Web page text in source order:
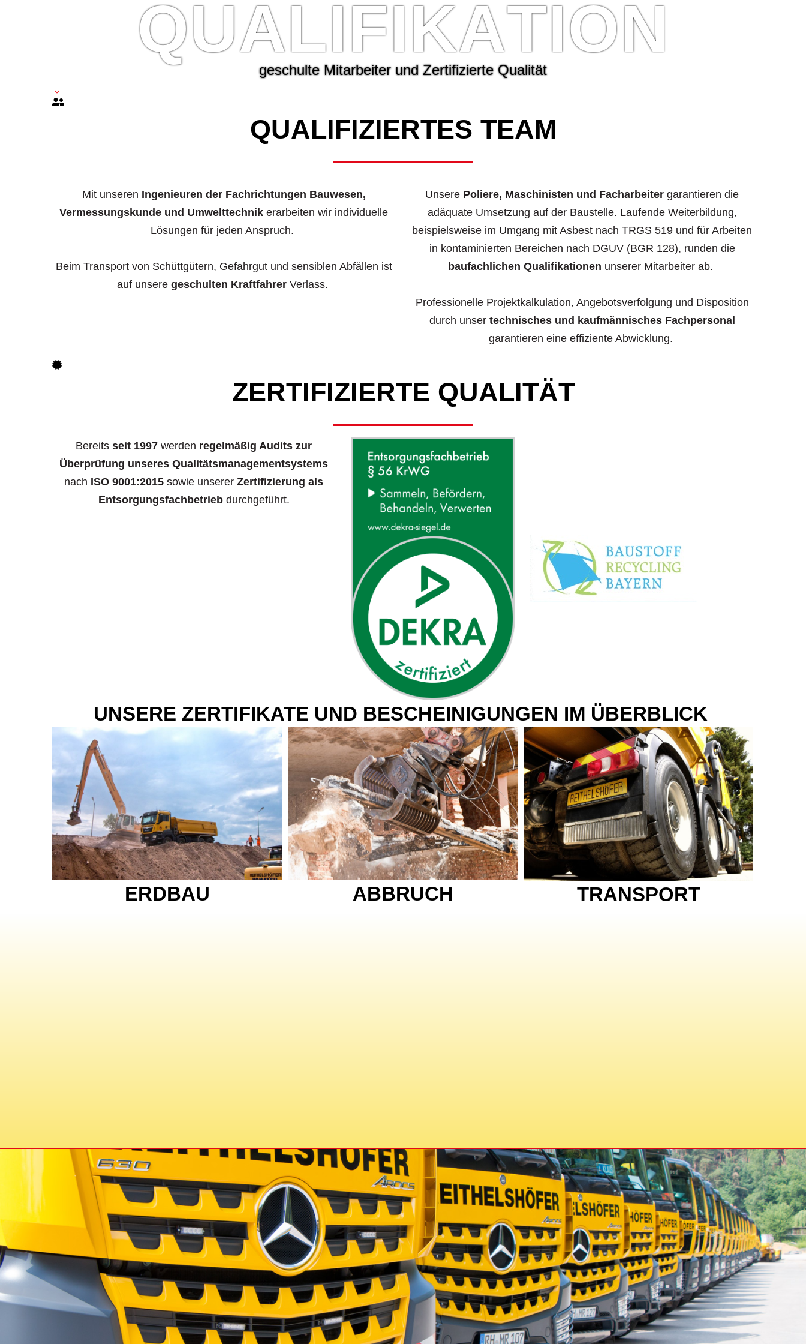
QUALIFIKATION
geschulte Mitarbeiter und Zertifizierte Qualität
QUALIFIZIERTES TEAM
Mit unseren Ingenieuren der Fachrichtungen Bauwesen,
Vermessungskunde und Umwelttechnik erarbeiten wir individuelle
Lösungen für jeden Anspruch.
Beim Transport von Schüttgütern, Gefahrgut und sensiblen Abfällen ist
auf unsere geschulten Kraftfahrer Verlass.
Unsere Poliere, Maschinisten und Facharbeitergarantieren die
adäquate Umsetzung auf der Baustelle. Laufende Weiterbildung,
beispielsweise im Umgang mit Asbest nach TRGS 519 und für Arbeiten
in kontaminierten Bereichen nach DGUV (BGR 128), runden die
baufachlichen Qualifikationen unserer Mitarbeiter ab.
Professionelle Projektkalkulation, Angebotsverfolgung und Disposition
durch unser technisches und kaufmännisches Fachpersonal
garantieren eine effiziente Abwicklung.
ZERTIFIZIERTE QUALITÄT
Bereitsseit 1997 werden regelmäßig Audits zur
Überprüfung unseres Qualitätsmanagementsystems
nach ISO 9001:2015sowie unsererZertifizierung als
Entsorgungsfachbetriebdurchgeführt.
UNSERE ZERTIFIKATE UND BESCHEINIGUNGEN IM ÜBERBLICK
ERDBAU ABBRUCH TRANSPORT